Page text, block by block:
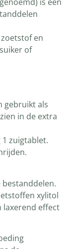
en
of
gebruikt als
in de extra
zuigtablet.
bestanddelen.
xylitol
laxerend effect